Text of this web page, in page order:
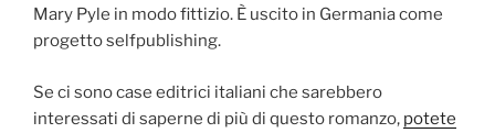
Mary Pyle in modo fittizio. È uscito in Germania come
progetto selfpublishing.
Se ci sono case editrici italiani che sarebbero
interessati di saperne di più di questo romanzo, potete